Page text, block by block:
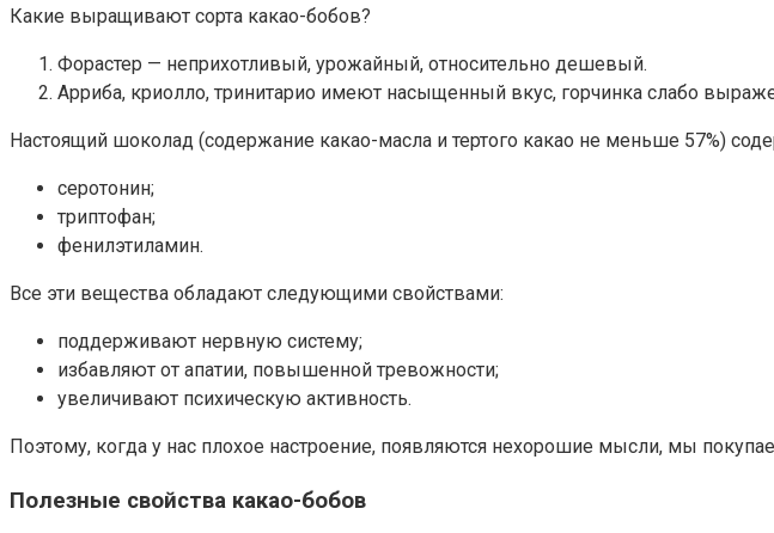
Какие выращивают сорта какао-бобов?
Форастер — неприхотливый, урожайный, относительно дешевый.
Арриба, криолло, тринитарио имеют насыщенный вкус, горчинка слабо
Настоящий шоколад (содержание какао-масла и тертого какао не меньше 57%)
серотонин;
триптофан;
фенилэтиламин.
Все эти вещества обладают следующими свойствами:
поддерживают нервную систему;
избавляют от апатии, повышенной тревожности;
увеличивают психическую активность.
Поэтому, когда у нас плохое настроение, появляются нехорошие мысли, мы
Полезные свойства какао-бобов